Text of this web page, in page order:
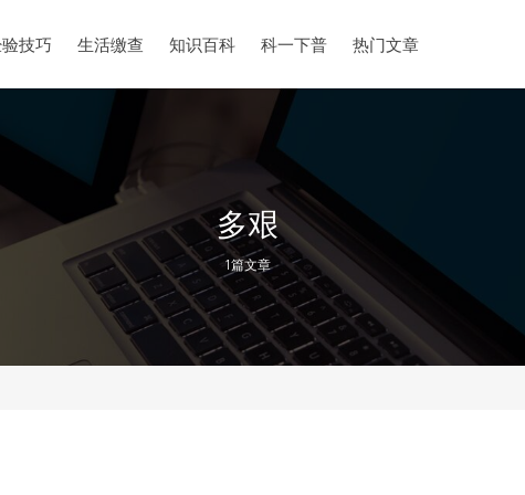
技巧 生活缴查 知识百科 科一下普 热门文章
多艰
1篇文章